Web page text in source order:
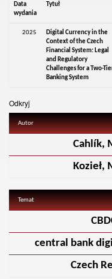
Data
wydania
Tytuł
2025
Digital Currency in the
Context of the Czech
Financial System: Legal
and Regulatory
Challenges for a Two-
Banking System
Odkryj
Autor
Cahlík,
Kozieł,
Temat
central bank
Czech